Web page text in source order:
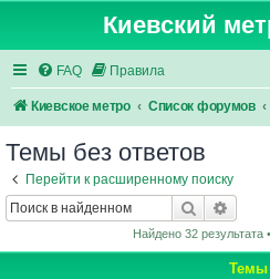
Киевский
FAQ Правила
Киевское метро Список форумов
Темы без ответов
Перейти к расширенному поиску
Поиск
Найдено 32 результата
Темы